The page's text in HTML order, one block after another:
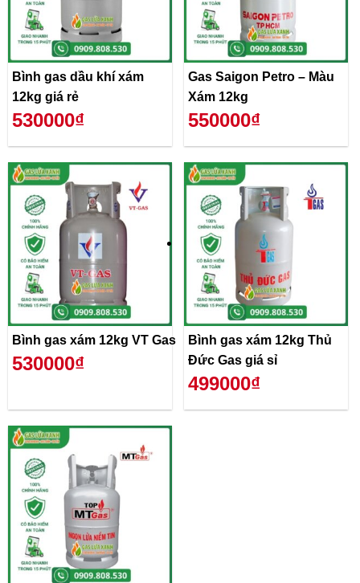
Bình gas dầu khí xám
12kg giá rẻ
530000₫
Gas Saigon Petro – Màu
Xám 12kg
550000₫
Bình gas xám 12kg VT Gas
530000₫
Bình gas xám 12kg Thủ
Đức Gas giá sỉ
499000₫